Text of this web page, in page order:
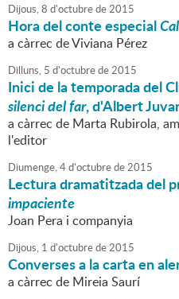
Dijous,8 d'octubrede2015
Hora del conte especial
a càrrec de Viviana Pérez
Dilluns, 5 d'octubrede2015
Inici de la temporada del
silenci del far, d'Albert
a càrrec de Marta Rubirola,
l'editor
Diumenge,4d'octubrede2015
Lectura dramatitzada del
impaciente
Joan Pera i companyia
Dijous, 1 d'octubrede2015
Converses a la carta en
a càrrec de Mireia Saurí